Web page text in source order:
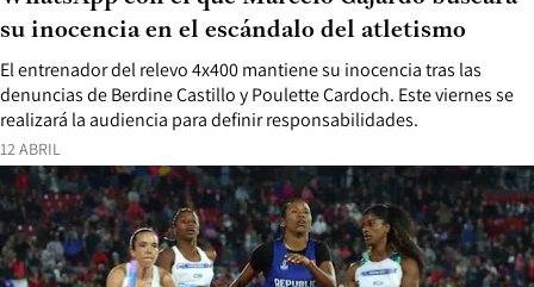
12 ABRIL
El entrenador del relevo 4x400 mantiene su inocencia tras las
denuncias de Berdine Castillo y Poulette Cardoch. Este viernes se
realizará la audiencia para definir responsabilidades.
su inocencia en el escándalo del atletismo